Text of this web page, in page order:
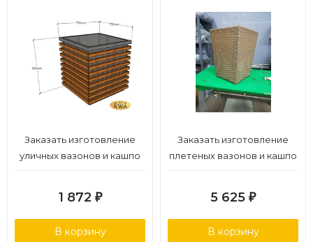
Заказать изготовление
уличных вазонов и кашпо
1 872 ₽
В корзину
Заказать изготовление
плетеных вазонов и кашпо
5 625 ₽
В корзину